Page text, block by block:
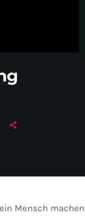
Mensch machen